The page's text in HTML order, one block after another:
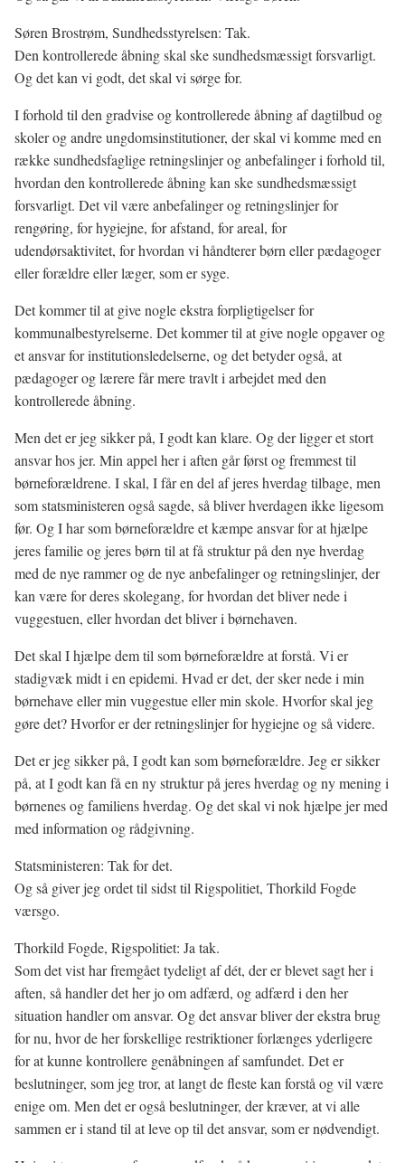
Søren Brostrøm, Sundhedsstyrelsen: Tak.
Den kontrollerede åbning skal ske sundhedsmæssigt forsvarligt.
Og det kan vi godt, det skal vi sørge for.
I forhold til den gradvise og kontrollerede åbning af dagtilbud og
skoler og andre ungdomsinstitutioner, der skal vi komme med en
række sundhedsfaglige retningslinjer og anbefalinger i forhold til,
hvordan den kontrollerede åbning kan ske sundhedsmæssigt
forsvarligt. Det vil være anbefalinger og retningslinjer for
rengøring, for hygiejne, for afstand, for areal, for
udendørsaktivitet, for hvordan vi håndterer børn eller pædagoger
eller forældre eller læger, som er syge.
Det kommer til at give nogle ekstra forpligtigelser for
kommunalbestyrelserne. Det kommer til at give nogle opgaver og
et ansvar for institutionsledelserne, og det betyder også, at
pædagoger og lærere får mere travlt i arbejdet med den
kontrollerede åbning.
Men det er jeg sikker på, I godt kan klare. Og der ligger et stort
ansvar hos jer. Min appel her i aften går først og fremmest til
børneforældrene. I skal, I får en del af jeres hverdag tilbage, men
som statsministeren også sagde, så bliver hverdagen ikke ligesom
før. Og I har som børneforældre et kæmpe ansvar for at hjælpe
jeres familie og jeres børn til at få struktur på den nye hverdag
med de nye rammer og de nye anbefalinger og retningslinjer, der
kan være for deres skolegang, for hvordan det bliver nede i
vuggestuen, eller hvordan det bliver i børnehaven.
Det skal I hjælpe dem til som børneforældre at forstå. Vi er
stadigvæk midt i en epidemi. Hvad er det, der sker nede i min
børnehave eller min vuggestue eller min skole. Hvorfor skal jeg
gøre det? Hvorfor er der retningslinjer for hygiejne og så videre.
Det er jeg sikker på, I godt kan som børneforældre. Jeg er sikker
på, at I godt kan få en ny struktur på jeres hverdag og ny mening i
børnenes og familiens hverdag. Og det skal vi nok hjælpe jer med
med information og rådgivning.
Statsministeren: Tak for det.
Og så giver jeg ordet til sidst til Rigspolitiet, Thorkild Fogde
værsgo.
Thorkild Fogde, Rigspolitiet: Ja tak.
Som det vist har fremgået tydeligt af dét, der er blevet sagt her i
aften, så handler det her jo om adfærd, og adfærd i den her
situation handler om ansvar. Og det ansvar bliver der ekstra brug
for nu, hvor de her forskellige restriktioner forlænges yderligere
for at kunne kontrollere genåbningen af samfundet. Det er
beslutninger, som jeg tror, at langt de fleste kan forstå og vil være
enige om. Men det er også beslutninger, der kræver, at vi alle
sammen er i stand til at leve op til det ansvar, som er nødvendigt.